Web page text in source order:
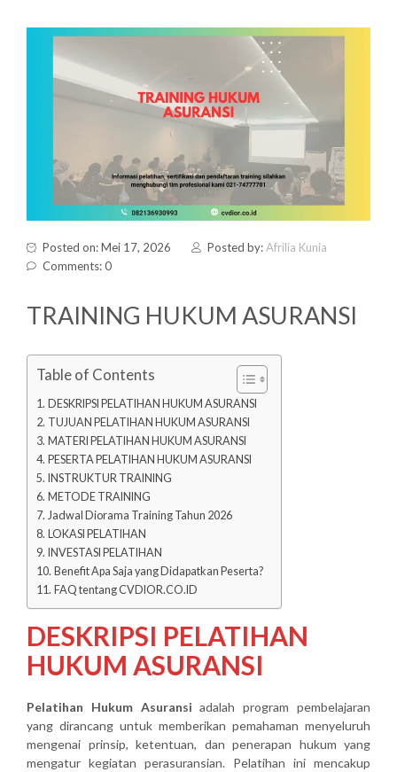
Posted on: Mei 17, 2026 Posted by:Afrilia Kunia
Comments: 0
TRAINING HUKUM ASURANSI
Table of Contents
DESKRIPSI PELATIHAN HUKUM ASURANSI
TUJUAN PELATIHAN HUKUM ASURANSI
MATERI PELATIHAN HUKUM ASURANSI
PESERTA PELATIHAN HUKUM ASURANSI
INSTRUKTUR TRAINING
METODE TRAINING
Jadwal Diorama Training Tahun 2026
LOKASI PELATIHAN
INVESTASI PELATIHAN
Benefit Apa Saja yang Didapatkan Peserta?
FAQ tentang CVDIOR.CO.ID
DESKRIPSI PELATIHAN
HUKUM ASURANSI
Pelatihan Hukum Asuransi adalah program pembelajaran
yang dirancang untuk memberikan pemahaman menyeluruh
mengenai prinsip, ketentuan, dan penerapan hukum yang
mengatur kegiatan perasuransian. Pelatihan ini mencakup